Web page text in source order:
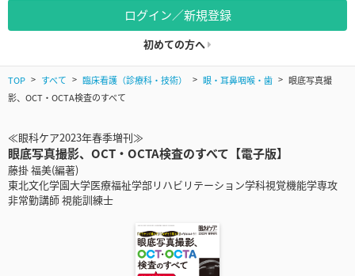
ログイン／新規登録
初めての方へ
TOP すべて 臨床看護（診療科・技術） 眼・耳鼻咽喉・歯
眼底写真撮
影、OCT・OCTA検査のすべて
≪眼科ケア2023年春季増刊≫
眼底写真撮影、OCT・OCTA検査のすべて【電子版】
藤掛 福美(編著)
東北文化学園大学医療福祉学部リハビリテーション学科視覚機能学専攻
非常勤講師 視能訓練士